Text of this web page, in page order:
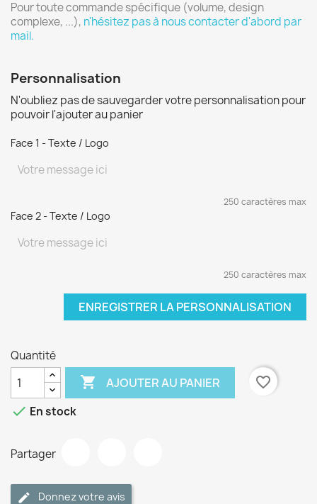
Pour toute commande spécifique (volume, design
complexe, ...), n'hésitez pas à nous contacter d'abord par
mail.
Personnalisation
N'oubliez pas de sauvegarder votre personnalisation pour
pouvoir l'ajouter au panier
Face 1 - Texte / Logo
250 caractères max
Face 2 - Texte / Logo
250 caractères max
ENREGISTRER LA PERSONNALISATION
Quantité
 AJOUTER AU PANIER
favorite_border
 En stock
Partager
Donnez votre avis